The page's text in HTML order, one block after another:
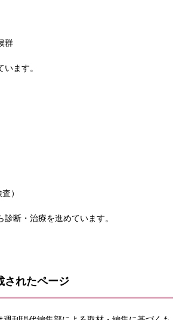
群
ます。
）
診断・治療を進めています。
されたページ